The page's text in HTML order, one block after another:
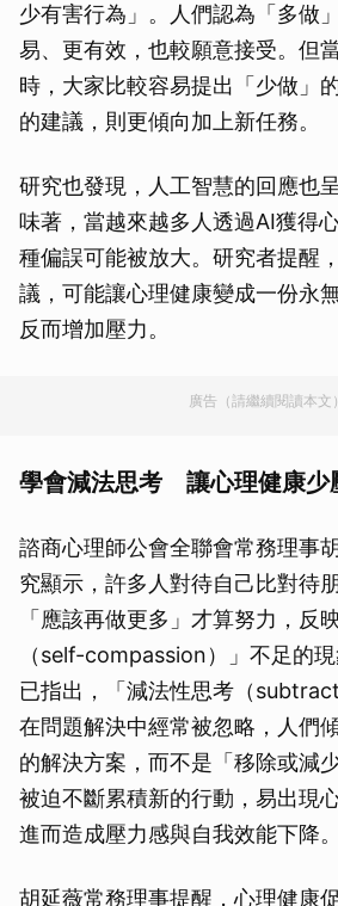
少有害行為」。人們認為「多做
易、更有效，也較願意接受。但
時，大家比較容易提出「少做」
的建議，則更傾向加上新任務。
研究也發現，人工智慧的回應也
味著，當越來越多人透過AI獲得
種偏誤可能被放大。研究者提醒
議，可能讓心理健康變成一份永
反而增加壓力。
廣告（請繼續閱讀本文）
學會減法思考 讓心理健康少
諮商心理師公會全聯會常務理事
究顯示，許多人對待自己比對待
「應該再做更多」才算努力，反
（self-compassion）」不足的
已指出，「減法性思考（
在問題解決中經常被忽略，人們
的解決方案，而不是「移除或減
被迫不斷累積新的行動，易出現
進而造成壓力感與自我效能下降。
胡延薇常務理事提醒，心理健康